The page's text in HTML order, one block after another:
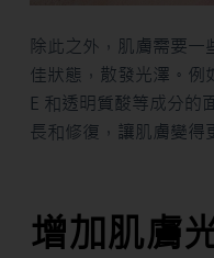
除此之外，肌膚需要
佳狀態，散發光澤。例
E 和透明質酸等成分的
長和修復，讓肌膚變得
增加肌膚